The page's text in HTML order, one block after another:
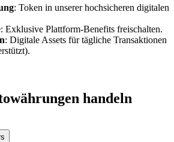
: Token in unserer hochsicheren digitalen
: Exklusive Plattform-Benefits freischalten.
: Digitale Assets für tägliche Transaktionen
handeln